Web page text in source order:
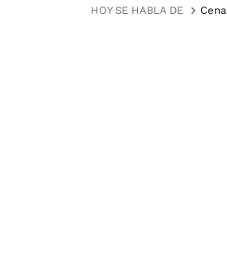
HOY SE HABLA DE Cena